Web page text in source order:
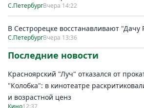
С.ПетербургВчера 14:22
В Сестрорецке восстанавливают "Дачу
С.ПетербургВчера 13:36
Последние новости
Красноярский "Луч" отказался от
"Колобка": в кинотеатре
и возрастной ценз
Кино12:37